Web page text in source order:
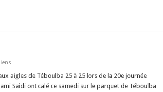
aigles de Téboulba 25 à 25 lors de la 20e journée
Saidi ont calé ce samedi sur le parquet de Téboulba